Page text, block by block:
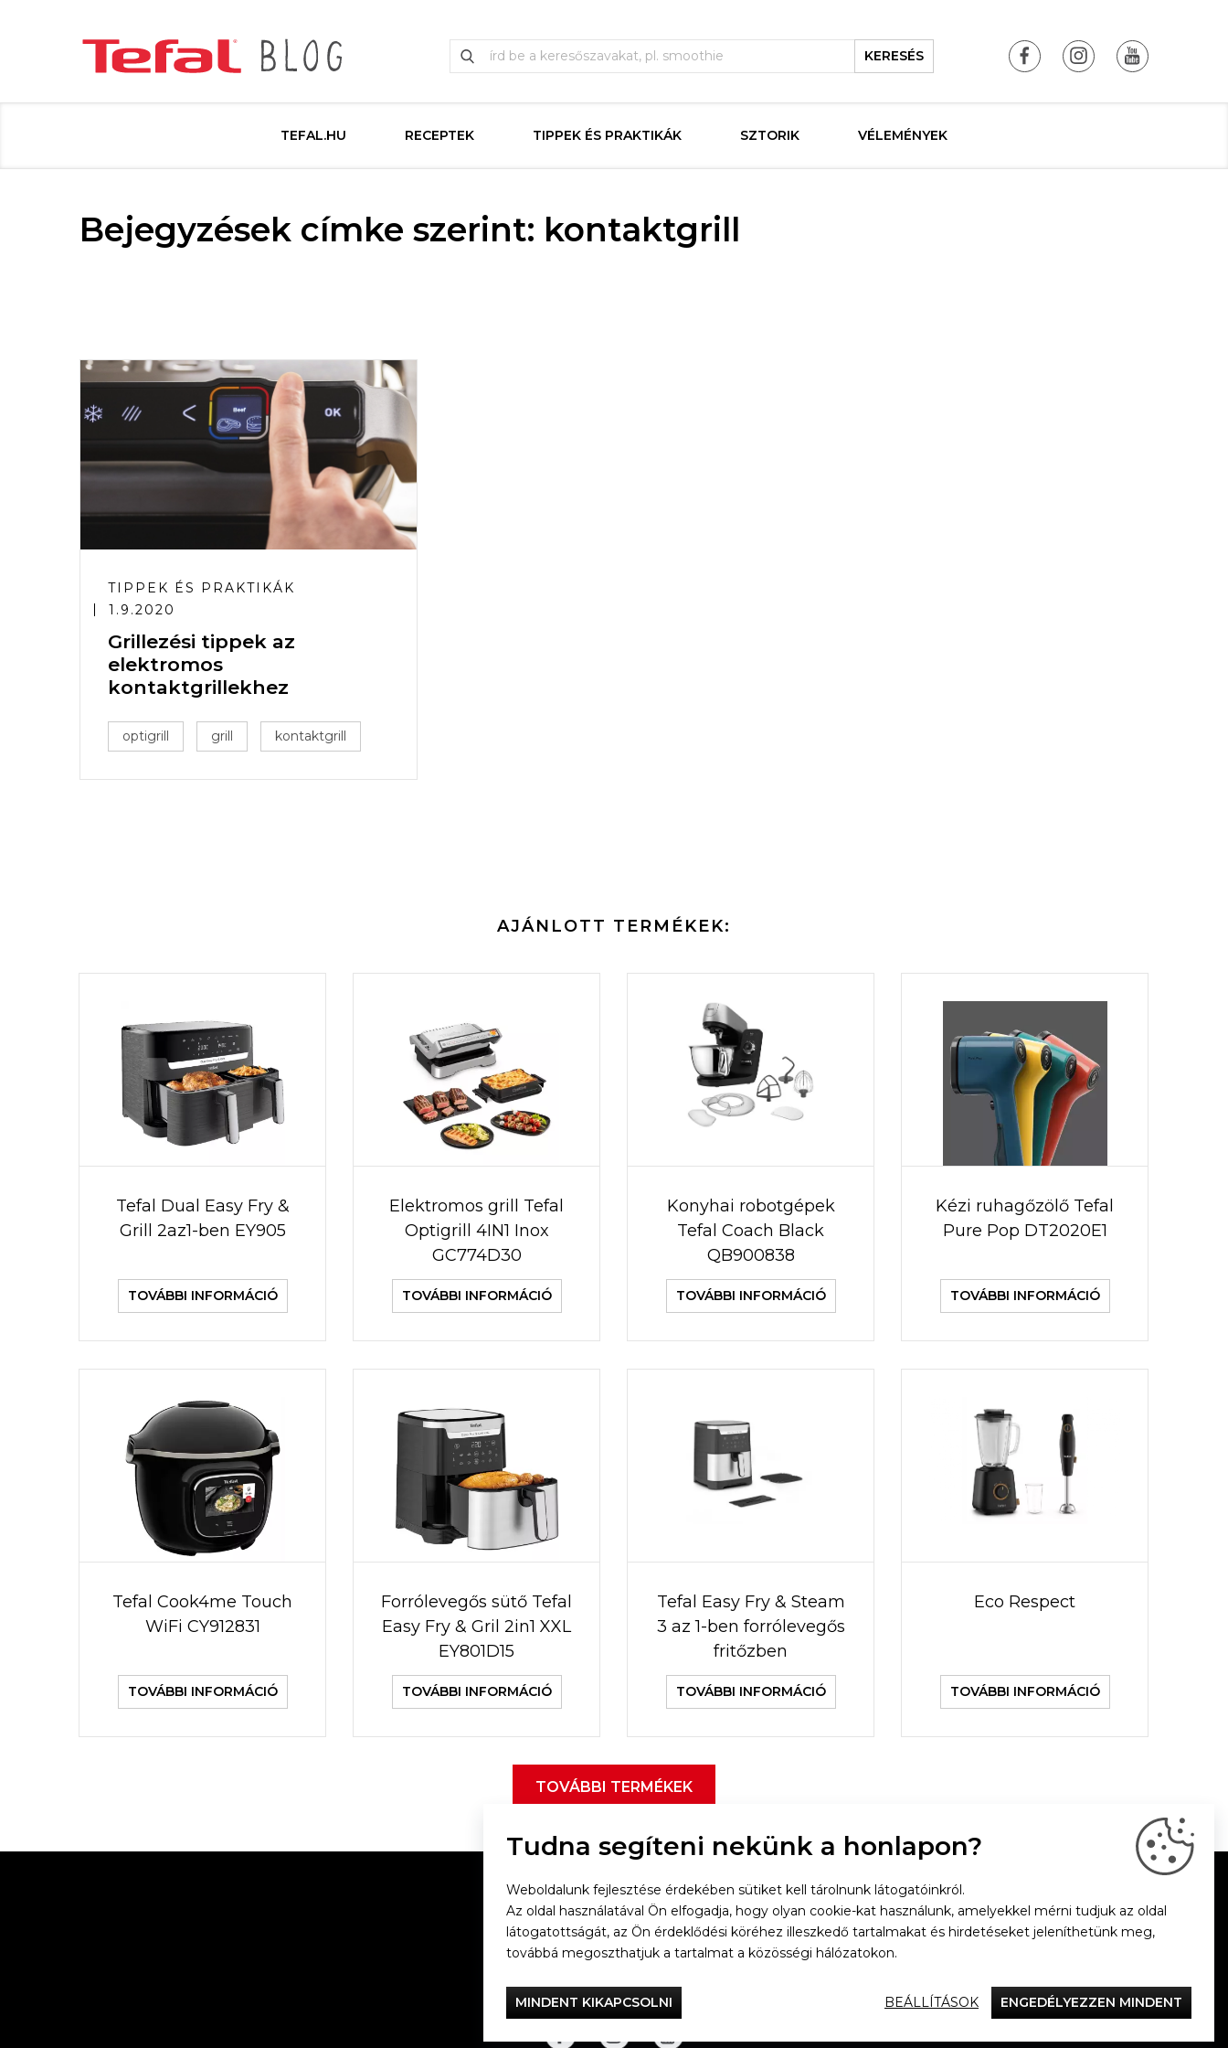
KERESÉS
TEFAL.HU RECEPTEK TIPPEK ÉS PRAKTIKÁK SZTORIK VÉLEMÉNYEK
Bejegyzések címke szerint: kontaktgrill
TIPPEK ÉS PRAKTIKÁK
1.9.2020
Grillezési tippek az
elektromos
kontaktgrillekhez
optigrill grill kontaktgrill
AJÁNLOTT TERMÉKEK:
Tefal Dual Easy Fry &
Grill 2az1-ben EY905
TOVÁBBI INFORMÁCIÓ
Elektromos grill Tefal
Optigrill 4IN1 Inox
GC774D30
TOVÁBBI INFORMÁCIÓ
Konyhai robotgépek
Tefal Coach Black
QB900838
TOVÁBBI INFORMÁCIÓ
Kézi ruhagőzölő Tefal
Pure Pop DT2020E1
TOVÁBBI INFORMÁCIÓ
Tefal Cook4me Touch
WiFi CY912831
TOVÁBBI INFORMÁCIÓ
Forrólevegős sütő Tefal
Easy Fry & Gril 2in1 XXL
EY801D15
TOVÁBBI INFORMÁCIÓ
Tefal Easy Fry & Steam
3 az 1-ben forrólevegős
fritőzben
TOVÁBBI INFORMÁCIÓ
Eco Respect
TOVÁBBI INFORMÁCIÓ
TOVÁBBI TERMÉKEK
Vacsorázzunk együtt
Tudna segíteni nekünk a honlapon?
Weboldalunk fejlesztése érdekében sütiket kell tárolnunk látogatóinkról.
Az oldal használatával Ön elfogadja, hogy olyan cookie-kat használunk, amelyekkel mérni tudjuk az oldal
látogatottságát, az Ön érdeklődési köréhez illeszkedő tartalmakat és hirdetéseket jeleníthetünk meg,
továbbá megoszthatjuk a tartalmat a közösségi hálózatokon.
MINDENT KIKAPCSOLNI BEÁLLÍTÁSOK ENGEDÉLYEZZEN MINDENT